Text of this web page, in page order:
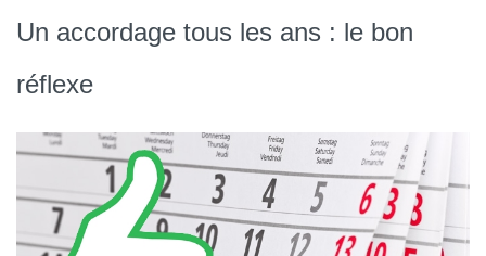
Un accordage tous les ans : le bon
réflexe